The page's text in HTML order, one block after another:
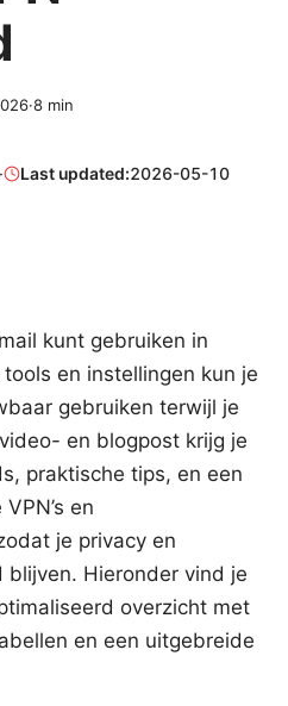
·8 min
· Last updated:2026-05-10
kunt gebruiken in
en instellingen kun je
gebruiken terwijl je
en blogpost krijg je
praktische tips, en een
en
je privacy en
Hieronder vind je
overzicht met
en een uitgebreide